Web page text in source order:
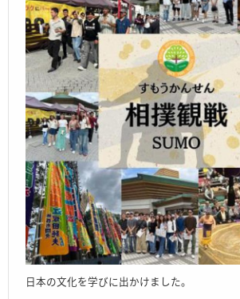
日本の文化を学びに出かけました。